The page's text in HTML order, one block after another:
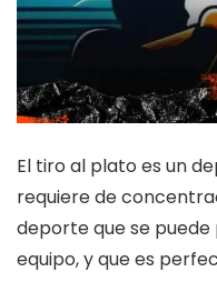
El tiro al plato es un
requiere de
deporte que se
equipo, y que es